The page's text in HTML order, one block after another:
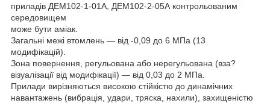
приладів ДЕМ102-1-01А, ДЕМ102-2-05А контрольованим
середовищем
може бути аміак.
Загальні межі втомлень — від -0,09 до 6 МПа (13
модифікацій).
Зона повернення, регульована або нерегульована (вза?
візуалізації від модифікації) — від 0,03 до 2 МПа.
Прилади вирізняються високою стійкістю до динамічних
навантажень (вибрація, удари, тряска, нахили), захищеністю